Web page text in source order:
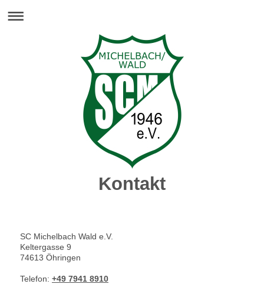
Kontakt
SC Michelbach Wald e.V.
Keltergasse 9
74613 Öhringen
Telefon: +49 7941 8910